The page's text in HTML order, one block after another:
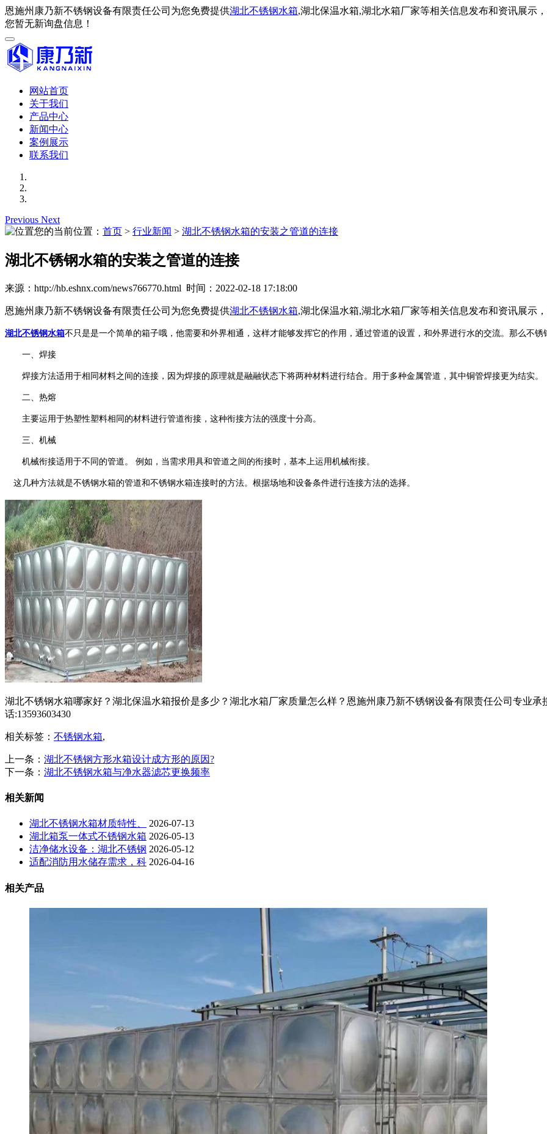
恩施州康乃新不锈钢设备有限责任公司为您免费提供湖北不锈钢水箱,湖北保温水箱,湖北水箱厂家等相关信息发布和资讯展示，
您暂无新询盘信息！
网站首页
关于我们
产品中心
新闻中心
案例展示
联系我们
Previous Next
您的当前位置： 首页 > 行业新闻 > 湖北不锈钢水箱的安装之管道的连接
湖北不锈钢水箱的安装之管道的连接
来源：http://hb.eshnx.com/news766770.html 时间：2022-02-18 17:18:00
恩施州康乃新不锈钢设备有限责任公司为您免费提供湖北不锈钢水箱,湖北保温水箱,湖北水箱厂家等相关信息发布和资讯展示，
湖北不锈钢水箱不只是是一个简单的箱子哦，他需要和外界相通，这样才能够发挥它的作用，通过管道的设置，和外界进行水的交流。那么不锈
一、焊接
焊接方法适用于相同材料之间的连接，因为焊接的原理就是融融状态下将两种材料进行结合。用于多种金属管道，其中铜管焊接更为结实。
二、热熔
主要运用于热塑性塑料相同的材料进行管道衔接，这种衔接方法的强度十分高。
三、机械
机械衔接适用于不同的管道。 例如，当需求用具和管道之间的衔接时，基本上运用机械衔接。
这几种方法就是不锈钢水箱的管道和不锈钢水箱连接时的方法。根据场地和设备条件进行连接方法的选择。
湖北不锈钢水箱哪家好？湖北保温水箱报价是多少？湖北水箱厂家质量怎么样？恩施州康乃新不锈钢设备有限责任公司专业
话:13593603430
相关标签： 不锈钢水箱,
上一条： 湖北不锈钢方形水箱设计成方形的原因?
下一条： 湖北不锈钢水箱与净水器滤芯更换频率
相关新闻
湖北不锈钢水箱材质特性、
2026-07-13
湖北箱泵一体式不锈钢水箱 2026-05-13
洁净储水设备：湖北不锈钢 2026-05-12
适配消防用水储存需求，科 2026-04-16
相关产品